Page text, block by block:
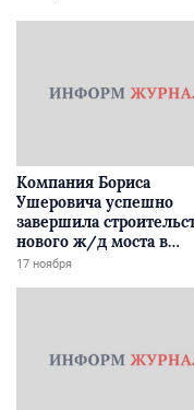
Компания Бориса
Ушеровича успешно
завершила
нового ж/д моста в
Забайкалье
17 ноября